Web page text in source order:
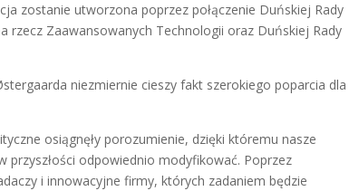
zostanie utworzona poprzez połączenie Duńskiej Rady
rzecz Zaawansowanych Technologii oraz Duńskiej Rady
niezmiernie cieszy fakt szerokiego poparcia dla
osiągnęły porozumienie, dzięki któremu nasze
przyszłości odpowiednio modyfikować. Poprzez
i innowacyjne firmy, których zadaniem będzie